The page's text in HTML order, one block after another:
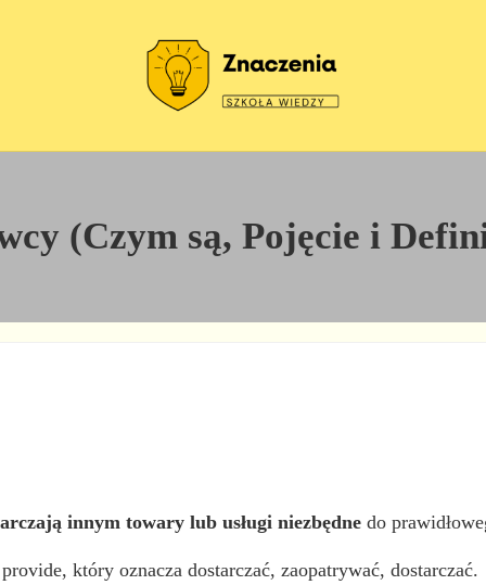
(Czym są, Pojęcie i
innym towary lub usługi niezbędne do
który oznacza dostarczać, zaopatrywać, dostarczać.